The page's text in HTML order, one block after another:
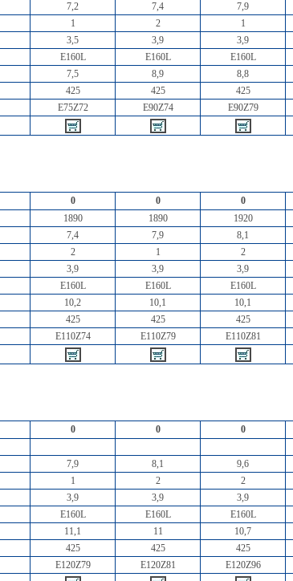
7,2 7,4 7,9
1 2 1
3,5 3,9 3,9
E160L E160L E160L
7,5 8,9 8,8
425 425 425
E75Z72 E90Z74 E90Z79
0 0 0
1890 1890 1920
7,4 7,9 8,1
2 1 2
3,9 3,9 3,9
E160L E160L E160L
10,2 10,1 10,1
425 425 425
E110Z74 E110Z79 E110Z81
0 0 0
7,9 8,1 9,6
1 2 2
3,9 3,9 3,9
E160L E160L E160L
11,1 11 10,7
425 425 425
E120Z79 E120Z81 E120Z96